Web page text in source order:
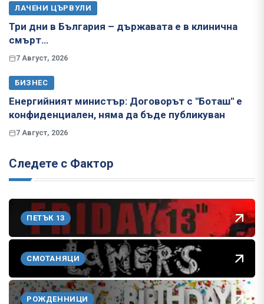
ЛАЧЕНИ ЦЪРВУЛИ
Три дни в България – държавата е в клинична
смърт…
7 Август, 2026
БИЗНЕС
Енергийният министър: Договорът с "Боташ" е
конфиденциален, няма да бъде публикуван
7 Август, 2026
Следете с Фактор
ПЕТЪК 13
СМОТАНЯЦИ
РОЖДЕННИЦИ